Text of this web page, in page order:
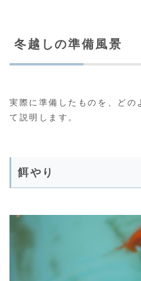
冬越しの準備風景
実際に準備したものを、どの
て説明します。
餌やり